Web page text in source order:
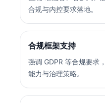
合规与内控要求落地。
合规框架支持
强调 GDPR 等合规要求
能力与治理策略。